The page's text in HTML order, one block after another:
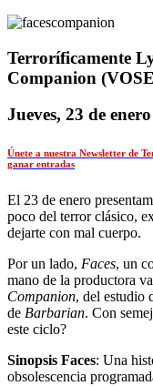
Terroríficamente
Companion
Jueves, 23 de
Únete a nuestra Newsletter de
ganar entradas
El 23 de enero
poco del terror clásico,
dejarte con mal cuerpo.
Por un lado, Faces, un
mano de la productora
Companion, del estudio
de Barbarian. Con
este ciclo?
Sinopsis Faces: Una
obsolescencia